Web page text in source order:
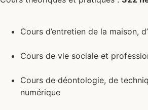
Cours d’entretien de la maison,
Cours de vie sociale et
Cours de déontologie, de
numérique